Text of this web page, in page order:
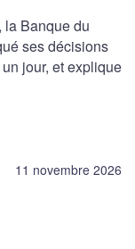
la Banque du
ses décisions
jour, et explique
11 novembre 2026